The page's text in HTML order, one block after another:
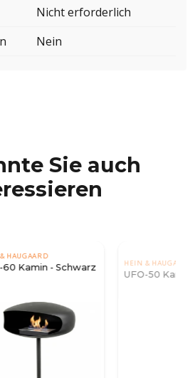
Nicht erforderlich
Nein
Sie auch
HEIN & HAUGAARD
UFO-50 Kamin - Stahl